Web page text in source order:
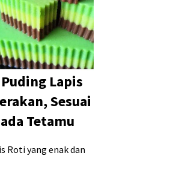
Lapis
Sesuai
Tetamu
Roti yang enak dan